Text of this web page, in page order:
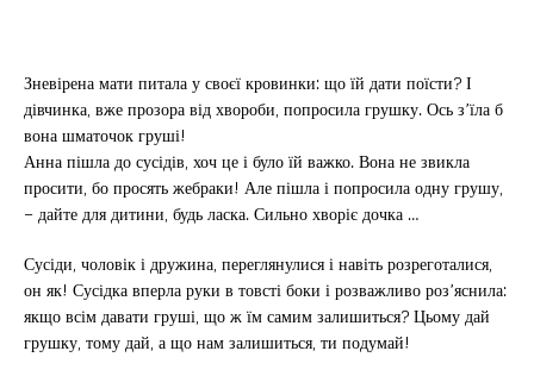
Зневірена мати питала у своєї кровинки: що їй дати поїсти? І
дівчинка, вже прозора від хвороби, попросила грушку. Ось з’їла б
вона шматочок груші!
Анна пішла до сусідів, хоч це і було їй важко. Вона не звикла
просити, бо просять жебраки! Але пішла і попросила одну грушу,
– дайте для дитини, будь ласка. Сильно хворіє дочка …
Сусіди, чоловік і дружина, переглянулися і навіть розреготалися,
он як! Сусідка вперла руки в товсті боки і розважливо роз’яснила:
якщо всім давати груші, що ж їм самим залишиться? Цьому дай
грушку, тому дай, а що нам залишиться, ти подумай!